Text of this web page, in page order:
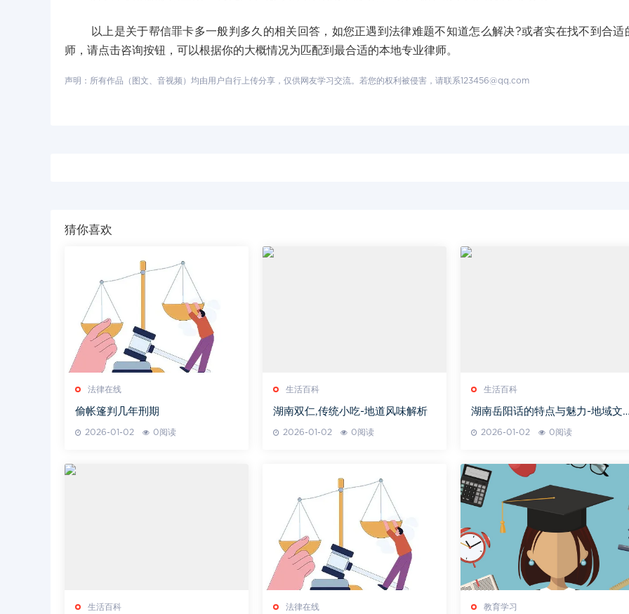
以上是关于帮信罪卡多一般判多久的相关回答，如您正遇到法律难题不知道怎么解决?或者实在找不到合适
师，请点击咨询按钮，可以根据你的大概情况为匹配到最合适的本地专业律师。
声明：所有作品（图文、音视频）均由用户自行上传分享，仅供网友学习交流。若您的权利被侵害，请联系123456@qq.com
猜你喜欢
法律在线
偷帐篷判几年刑期
2026-01-02 0阅读
生活百科
湖南双仁,传统小吃-地道风味解析
2026-01-02 0阅读
生活百科
湖南岳阳话的特点与魅力-地域文
2026-01-02 0阅读
生活百科 法律在线 教育学习